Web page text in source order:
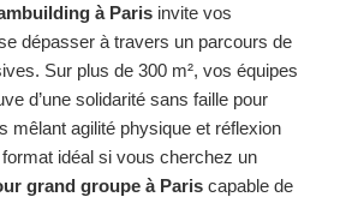
à Paris invite vos
dépasser à travers un parcours de
Sur plus de 300 m², vos équipes
d’une solidarité sans faille pour
mêlant agilité physique et réflexion
format idéal si vous cherchez un
grand groupe à Paris capable de